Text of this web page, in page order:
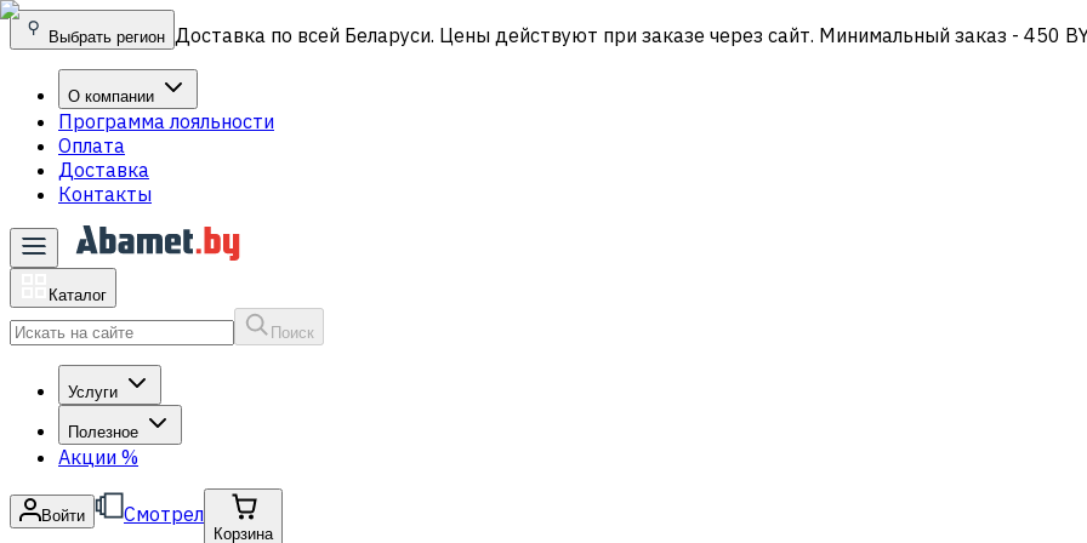
Выбрать регион Доставка по всей Беларуси. Цены действуют при заказе через сайт. Минимальный заказ - 450
О компании
Программа лояльности
Оплата
Доставка
Контакты
Каталог
Поиск
Услуги
Полезное
Акции %
Войти Смотрел
Корзина